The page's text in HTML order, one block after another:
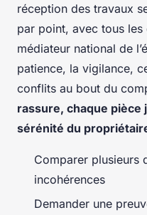
réception des travaux
par point, avec tous les
médiateur national de
patience, la vigilance,
conflits au bout du
rassure, chaque
sérénité du
Comparer plusieurs
incohérences
Demander une